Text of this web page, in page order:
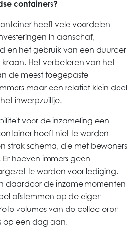
containers?
heeft vele voordelen
in aanschaf,
en het gebruik van een duurder
Het verbeteren van het
de meest toegepaste
maar een relatief klein deel
inwerpzuiltje.
voor de inzameling een
hoeft niet te worden
strak schema, die met bewoners
hoeven immers geen
te worden voor lediging.
daardoor de inzamelmomenten
afstemmen op de eigen
volumes van de collectoren
op een dag aan.